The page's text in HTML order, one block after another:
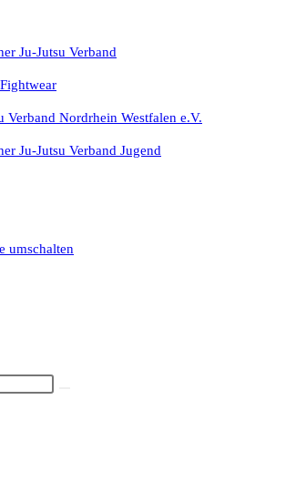
Ju-Jutsu Verband
Verband Nordrhein Westfalen e.V.
Ju-Jutsu Verband Jugend
umschalten